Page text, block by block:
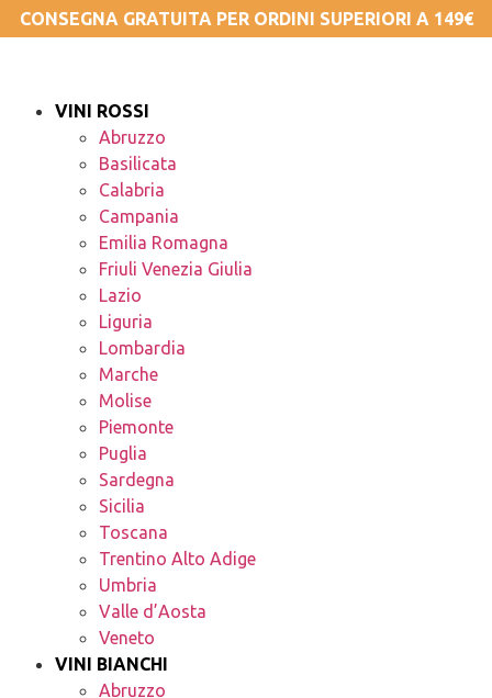
CONSEGNA GRATUITA PER ORDINI SUPERIORI A 149€
VINI ROSSI
Abruzzo
Basilicata
Calabria
Campania
Emilia Romagna
Friuli Venezia Giulia
Lazio
Liguria
Lombardia
Marche
Molise
Piemonte
Puglia
Sardegna
Sicilia
Toscana
Trentino Alto Adige
Umbria
Valle d’Aosta
Veneto
VINI BIANCHI
Abruzzo